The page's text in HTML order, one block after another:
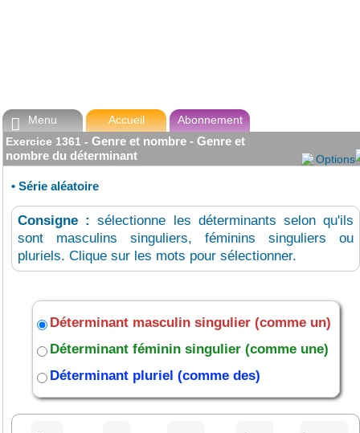
 Menu Accueil
Abonnement
Exercice 1361 - Genre et nombre - Genre et
nombre du déterminant
Options
• Série aléatoire
Consigne :sélectionne les déterminants selon qu'ils
sont masculins singuliers, féminins singuliers ou
pluriels. Clique sur les mots pour sélectionner.
Déterminant masculin singulier (comme un)
Déterminant féminin singulier (comme une)
Déterminant pluriel (comme des)